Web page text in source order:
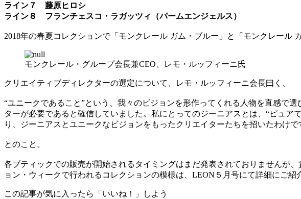
ライン７ 藤原ヒロシ
ライン８ フランチェスコ・ラガッツィ（パームエンジェルス）
2018年の春夏コレクションで「モンクレール ガム・ブルー」と「モンクレール
モンクレール・グループ会長兼CEO、レモ・ルッフィーニ氏
クリエイティブディレクターの選定について、レモ・ルッフィーニ会長曰く、
“ユニークであること”という、我々のビジョンを形作ってくれる人物を直感で
ターが必要であると確信していました。私にとってのジーニアスとは、“ピュ
り、ジーニアスとユニークなビジョンをもったクリエイターたちを招いたわけで
とのこと。
各ブティックでの販売が開始されるタイミングはまだ発表されておりませんが
ョン・ウィークで行われるコレクションの模様は、LEON５月号にて詳細にご紹
この記事が気に入ったら「いいね！」しよう